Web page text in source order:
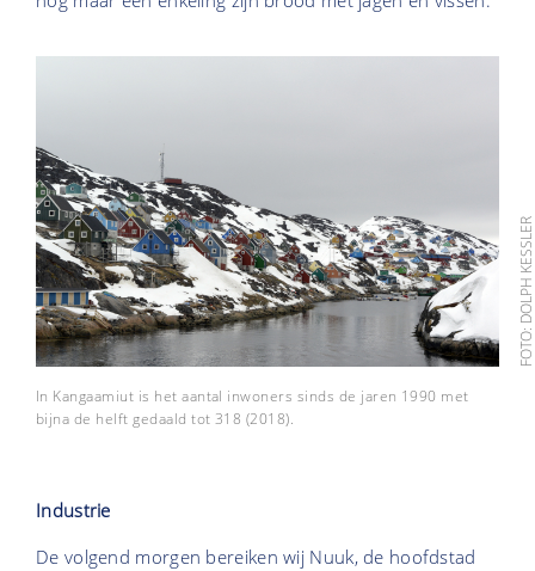
FOTO: DOLPH KESSLER
In Kangaamiut is het aantal inwoners sinds de jaren 1990 met
bijna de helft gedaald tot 318 (2018).
Industrie
De volgend morgen bereiken wij Nuuk, de hoofdstad